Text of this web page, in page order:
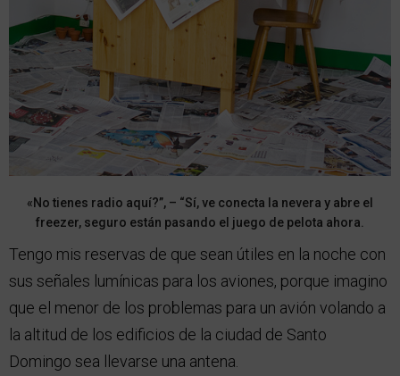
«No tienes radio aquí?”, – “Sí, ve conecta la nevera y abre el
freezer, seguro están pasando el juego de pelota ahora.
Tengo mis reservas de que sean útiles en la noche con
sus señales lumínicas para los aviones, porque imagino
que el menor de los problemas para un avión volando a
la altitud de los edificios de la ciudad de Santo
Domingo sea llevarse una antena.